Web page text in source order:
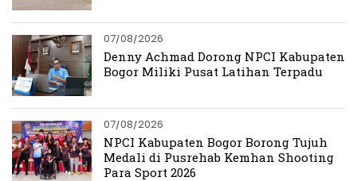
07/08/2026
Denny Achmad Dorong NPCI Kabupaten
Bogor Miliki Pusat Latihan Terpadu
07/08/2026
NPCI Kabupaten Bogor Borong Tujuh
Medali di Pusrehab Kemhan Shooting
Para Sport 2026